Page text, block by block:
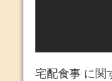
宅配食事 に関